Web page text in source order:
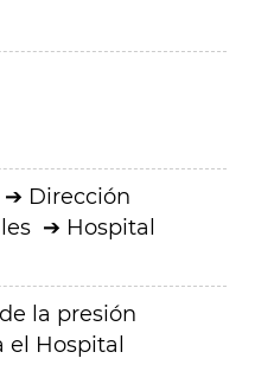
Dirección
Hospital
la presión
Hospital